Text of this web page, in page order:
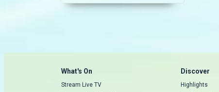
tenta evitar o pior e convida
What's On
Stream Live TV
Discover
Highlights